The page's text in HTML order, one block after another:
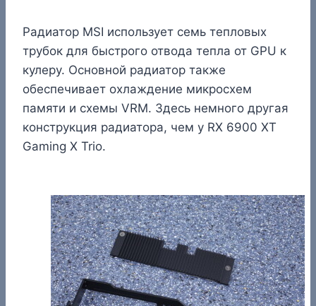
Радиатор MSI использует семь тепловых
трубок для быстрого отвода тепла от GPU к
кулеру. Основной радиатор также
обеспечивает охлаждение микросхем
памяти и схемы VRM. Здесь немного другая
конструкция радиатора, чем у RX 6900 XT
Gaming X Trio.